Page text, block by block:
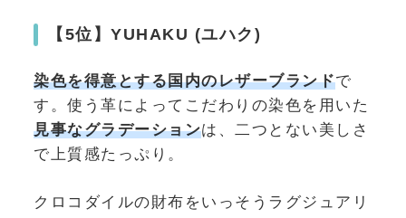
【5位】YUHAKU (ユハク)
染色を得意とする国内のレザーブランドで
す。使う革によってこだわりの染色を用いた
見事なグラデーションは、二つとない美しさ
で上質感たっぷり。
クロコダイルの財布をいっそうラグジュアリ